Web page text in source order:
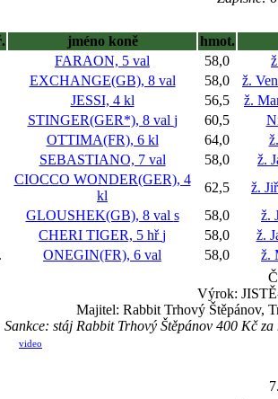
jméno koně
hmot.
FARAON, 5 val 58,0
EXCHANGE(GB), 8 val 58,0
ž.
JESSI, 4 kl 56,5
ž.
STINGER(GER*), 8 val j 60,5
OTTIMA(FR), 6 kl 64,0
SEBASTIANO, 7 val 58,0
ž.
CIOCCO WONDER(GER), 4
kl
62,5
ž.
GLOUSHEK(GB), 8 val s 58,0
ž.
CHERI TIGER, 5 hřj 58,0
ž.
ONEGIN(FR), 6 val 58,0
ž.
Výrok:
Majitel: Rabbit Trhový Štěpánov,
Sankce: stáj Rabbit Trhový Štěpánov 400 Kč
video